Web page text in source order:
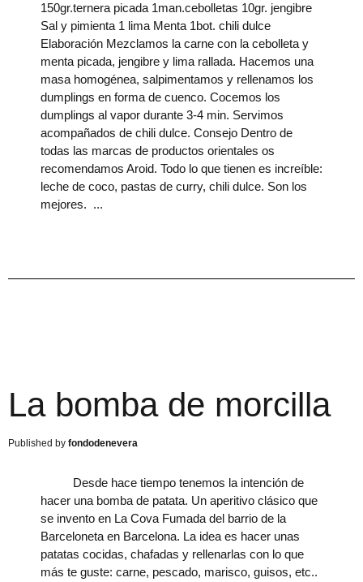
150gr.ternera picada 1man.cebolletas 10gr. jengibre
Sal y pimienta 1 lima Menta 1bot. chili dulce
Elaboración Mezclamos la carne con la cebolleta y
menta picada, jengibre y lima rallada. Hacemos una
masa homogénea, salpimentamos y rellenamos los
dumplings en forma de cuenco. Cocemos los
dumplings al vapor durante 3-4 min. Servimos
acompañados de chili dulce. Consejo Dentro de
todas las marcas de productos orientales os
recomendamos Aroid. Todo lo que tienen es increíble:
leche de coco, pastas de curry, chili dulce. Son los
mejores.
La bomba de morcilla
fondodenevera
Desde hace tiempo tenemos la intención de
hacer una bomba de patata. Un aperitivo clásico que
se invento en La Cova Fumada del barrio de la
Barceloneta en Barcelona. La idea es hacer unas
patatas cocidas, chafadas y rellenarlas con lo que
más te guste: carne, pescado, marisco, guisos, etc..